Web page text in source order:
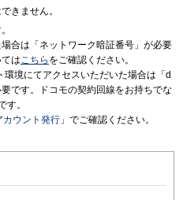
きません。
合は「ネットワーク暗証番号」が必要
はこちら をご確認ください。
境にてアクセスいただいた場合は「d
です。ドコモの契約回線をお持ちでな
す。
カウント発行 」でご確認ください。